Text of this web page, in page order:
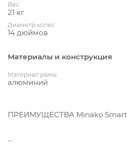
Вес
21 кг
Диаметр колес
14 дюймов
Материалы и конструкция
Материал рамы
алюминий
ПРЕИМУЩЕСТВА Minako Smart